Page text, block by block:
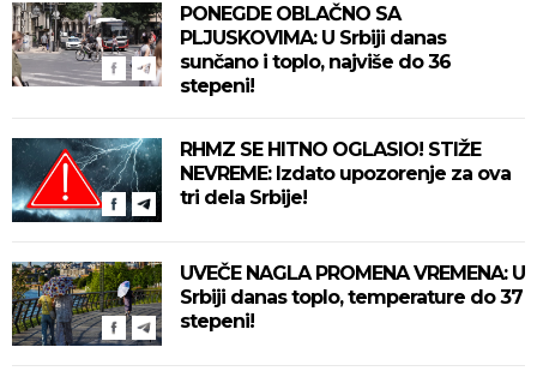
PONEGDE OBLAČNO SA
PLJUSKOVIMA: U Srbiji danas
sunčano i toplo, najviše do 36
stepeni!
RHMZ SE HITNO OGLASIO! STIŽE
NEVREME: Izdato upozorenje za ova
tri dela Srbije!
UVEČE NAGLA PROMENA VREMENA: U
Srbiji danas toplo, temperature do 37
stepeni!